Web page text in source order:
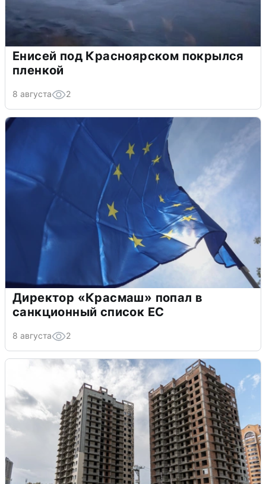
Енисей под Красноярском покрылся
пленкой
8 августа 2
Директор «Красмаш» попал в
санкционный список ЕС
8 августа 2